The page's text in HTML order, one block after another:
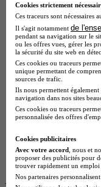
Master CCA en
BTS Ndrc en
BTS Sam en
Cap Fleuriste en
BTS Sio en
MSc Marketing
BTS Gpme en
Cap Electricien en
BTS Gpn en
BTS Domotique
BAC Pro Agora
BTS Iris en
BTS Tpl en
BTS Ati en
Cookies strictement
Ces traceurs sont nécessaires
Il s'agit notamment de
pendant sa navigation sur le
ou les offres vues, gérer les
la sécurité du site web en
Ces cookies ou traceurs
unique permettant de
sources de trafic.
Ils nous permettent
navigation dans nos sites
Ces cookies ou traceurs
personnalisée des offres
Cookies publicitaires
Avec votre accord , nous et
proposer des publicités pour
trouver rapidement un emploi
Nos partenaires